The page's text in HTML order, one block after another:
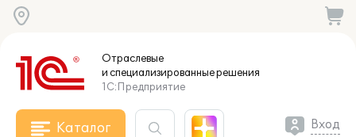
Отраслевые
и специализированныерешения
1С:Предприятие
Каталог Вход